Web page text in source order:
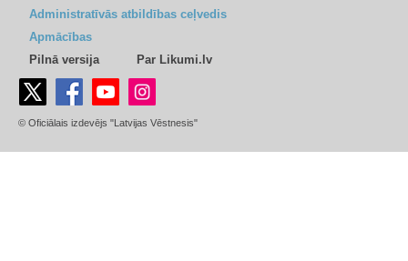
Administratīvās atbildības ceļvedis
Apmācības
Pilnā versija
Par Likumi.lv
© Oficiālais izdevējs "Latvijas Vēstnesis"